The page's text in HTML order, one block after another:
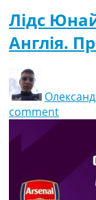
Лідс
Англія.
comment